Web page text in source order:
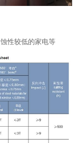
性较低的家电等